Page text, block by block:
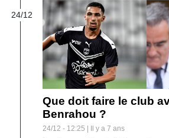
24/12
Que doit faire le club
Benrahou ?
24/12 - 12:25 | Il y a 7 ans